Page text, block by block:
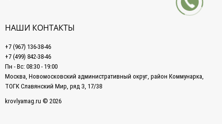
НАШИ КОНТАКТЫ
+7 (967) 136-38-46
+7 (499) 842-38-46
Пн - Вс: 08:30 - 19:00
Москва, Новомосковский административный округ, район Коммунарка,
ТОГК Славянский Мир, ряд З, 17/38
krovlyamag.ru © 2026